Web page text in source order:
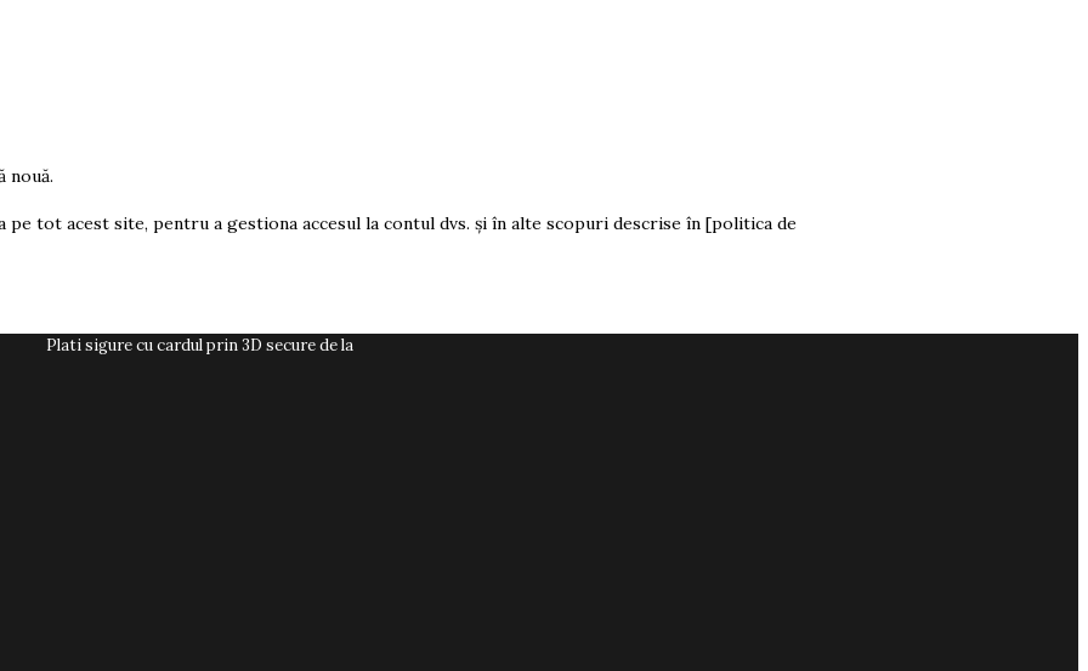
nouă.
tot acest site, pentru a gestiona accesul la contul dvs. și în alte scopuri descrise în [politica de
Plati sigure cu cardul prin 3D secure de la